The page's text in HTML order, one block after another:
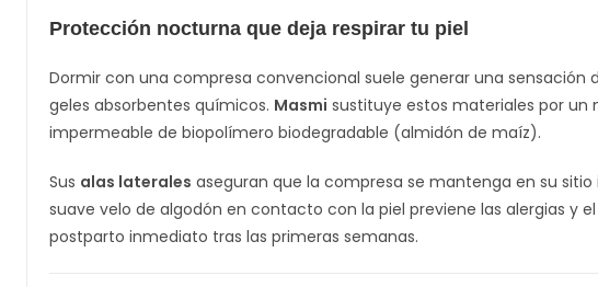
Protección nocturna que deja respirar tu piel
Dormir con una compresa convencional suele generar una
geles absorbentes químicos. Masmi sustituye estos materiales por un
impermeable de biopolímero biodegradable (almidón de maíz).
Sus alas laterales aseguran que la compresa se mantenga en su
suave velo de algodón en contacto con la piel previene las alergias y
postparto inmediato tras las primeras semanas.